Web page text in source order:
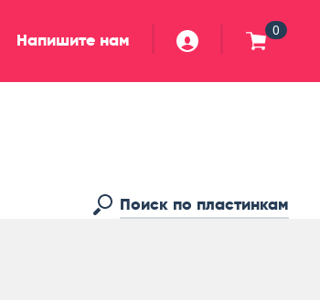
Напишите нам 0